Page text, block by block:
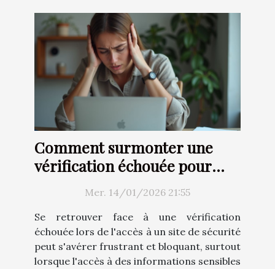
Comment surmonter une
vérification échouée pour
l'accès à un site de sécurité?
Mer. 14/01/2026 21:55
Se retrouver face à une vérification
échouée lors de l'accès à un site de sécurité
peut s'avérer frustrant et bloquant, surtout
lorsque l'accès à des informations sensibles